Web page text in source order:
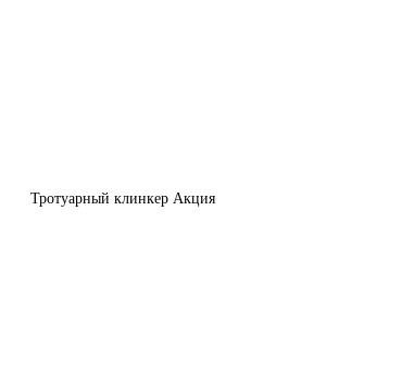
Тротуарный клинкер Акция